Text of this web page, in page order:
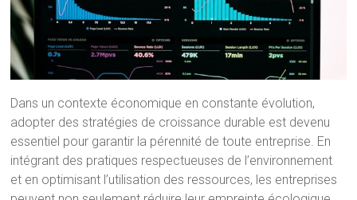
Dans un contexte économique en constante évolution,
adopter des stratégies de croissance durable est devenu
essentiel pour garantir la pérennité de toute entreprise. En
intégrant des pratiques respectueuses de l’environnement
et en optimisant l’utilisation des ressources, les entreprises